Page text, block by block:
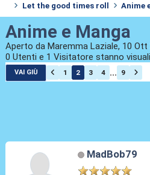
Let the good times roll
Anime
Anime e Manga
Aperto da Maremma Laziale, 10 Ott
0 Utenti e 1 Visitatore stanno
VAI GIÙ 1 2 3 4 ... 9
MadBob79